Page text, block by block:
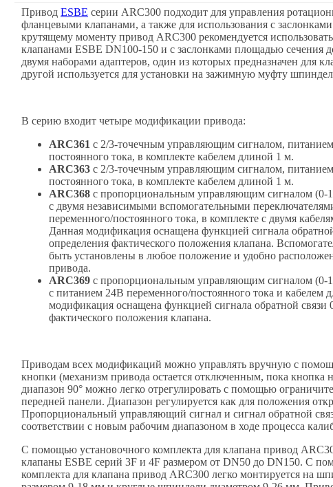
Привод ESBE серии ARC300 подходит для управления
фланцевыми клапанами, а также для использования с
крутящему моменту привод ARC300 рекомендуется
клапанами ESBE DN100-150 и с заслонками площадью сечения
двумя наборами адаптеров, один из которых предназначен для
другой используется для установки на зажимную муфту
В серию входит четыре модификации привода:
ARC361 с 2/3-точечным управляющим сигналом,
постоянного тока, в комплекте кабелем длиной 1 м.
ARC363 с 2/3-точечным управляющим сигналом,
постоянного тока, в комплекте кабелем длиной 1 м.
ARC368 с пропорциональным управляющим сигналом
с двумя независимыми вспомогательными
переменного/постоянного тока, в комплекте с двумя
Данная модификация оснащена функцией сигнала
определения фактического положения клапана.
быть установлены в любое положение и удобно
привода.
ARC369 с пропорциональным управляющим сигналом
с питанием 24В переменного/постоянного тока и кабелем
модификация оснащена функцией сигнала обратной связи
фактического положения клапана.
Приводам всех модификаций можно управлять вручную с
кнопки (механизм привода остается отключенным, пока кнопка
диапазон 90° можно легко отрегулировать с помощью
передней панели. Диапазон регулируется как для положения
Пропорциональный управляющий сигнал и сигнал обратной
соответствии с новым рабочим диапазоном в ходе процесса
С помощью установочного комплекта для клапана привод
клапаны ESBE серий 3F и 4F размером от DN50 до DN150. С
комплекта для клапана привод ARC300 легко монтируется на